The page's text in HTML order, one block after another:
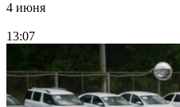
4 июня
13:07